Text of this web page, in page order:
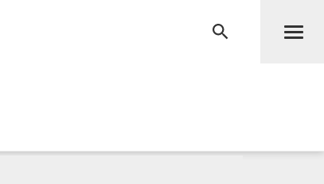
RECHERCHE